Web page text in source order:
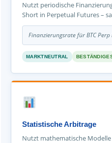
Nutzt periodische
Short in Perpetual Futures –
Finanzierungsrate für BTC
MARKTNEUTRAL
Statistische Arbitrage
Nutzt mathematische